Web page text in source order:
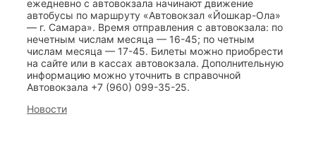
ежедневно с автовокзала начинают движение
автобусы по маршруту «Автовокзал «Йошкар-Ола»
— г. Самара». Время отправления с автовокзала: по
нечетным числам месяца — 16-45; по четным
числам месяца — 17-45. Билеты можно приобрести
на сайте или в кассах автовокзала. Дополнительную
информацию можно уточнить в справочной
Автовокзала +7 (960) 099-35-25.
Categories
Новости